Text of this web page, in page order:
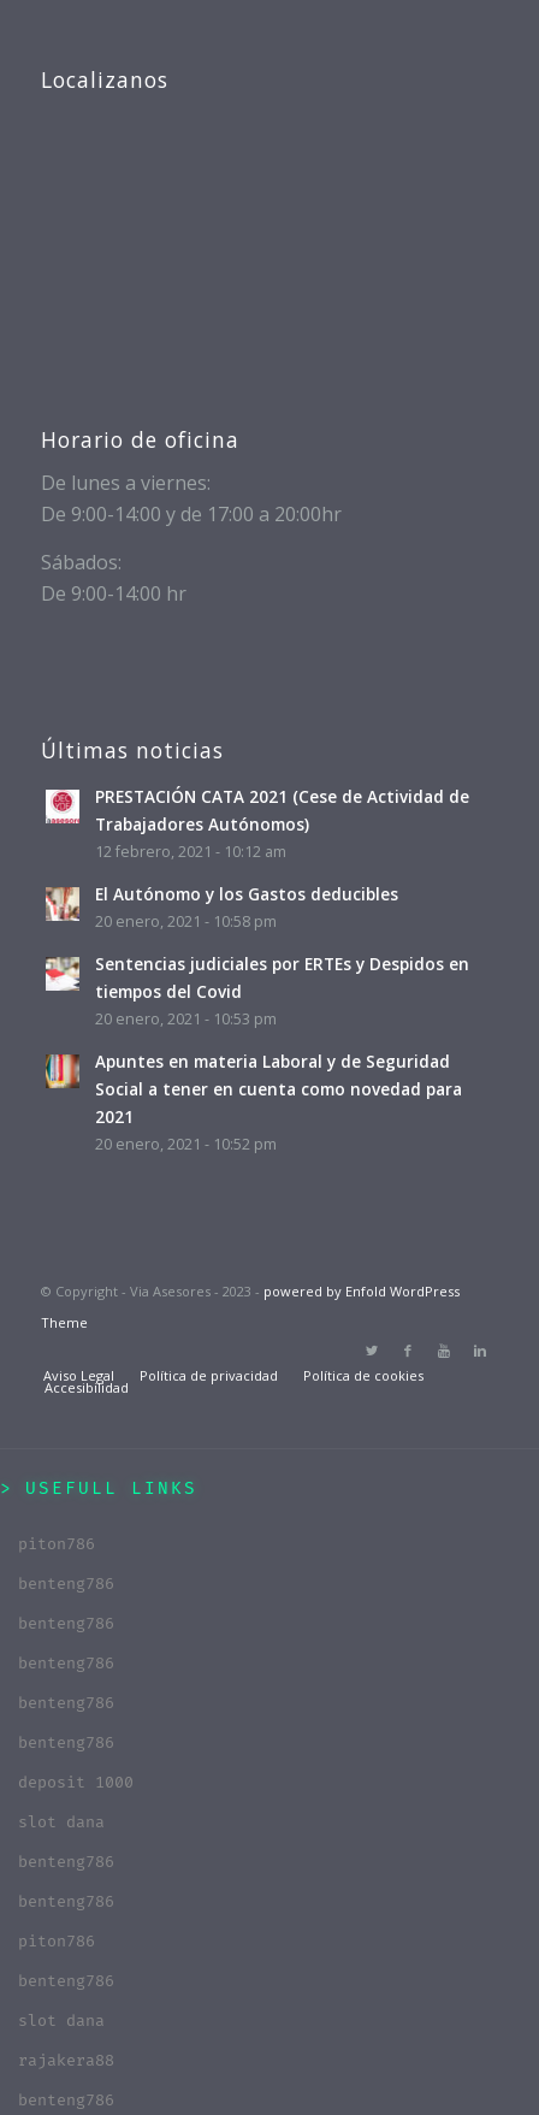
Localizanos
Horario de oficina
De lunes a viernes:
De 9:00-14:00 y de 17:00 a 20:00hr
Sábados:
De 9:00-14:00 hr
Últimas noticias
PRESTACIÓN CATA 2021 (Cese de Actividad de
Trabajadores Autónomos)
12 febrero, 2021 - 10:12 am
El Autónomo y los Gastos deducibles
20 enero, 2021 - 10:58 pm
Sentencias judiciales por ERTEs y Despidos en
tiempos del Covid
20 enero, 2021 - 10:53 pm
Apuntes en materia Laboral y de Seguridad
Social a tener en cuenta como novedad para
2021
20 enero, 2021 - 10:52 pm
© Copyright - Via Asesores - 2023 - powered by Enfold WordPress
Theme
Aviso Legal Política de privacidad Política de cookies
Accesibilidad
USEFULL LINKS
piton786
benteng786
benteng786
benteng786
benteng786
benteng786
deposit 1000
slot dana
benteng786
benteng786
piton786
benteng786
slot dana
rajakera88
benteng786